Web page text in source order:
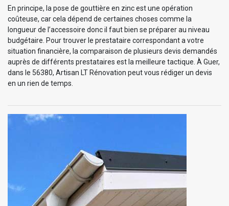
En principe, la pose de gouttière en zinc est une opération
coûteuse, car cela dépend de certaines choses comme la
longueur de l’accessoire donc il faut bien se préparer au niveau
budgétaire. Pour trouver le prestataire correspondant a votre
situation financière, la comparaison de plusieurs devis demandés
auprès de différents prestataires est la meilleure tactique. À Guer,
dans le 56380, Artisan LT Rénovation peut vous rédiger un devis
en un rien de temps.